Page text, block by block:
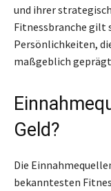
und ihrer
Fitnessbranche gilt
Persönlichkeiten,
maßgeblich
Geld?
Die
bekanntesten